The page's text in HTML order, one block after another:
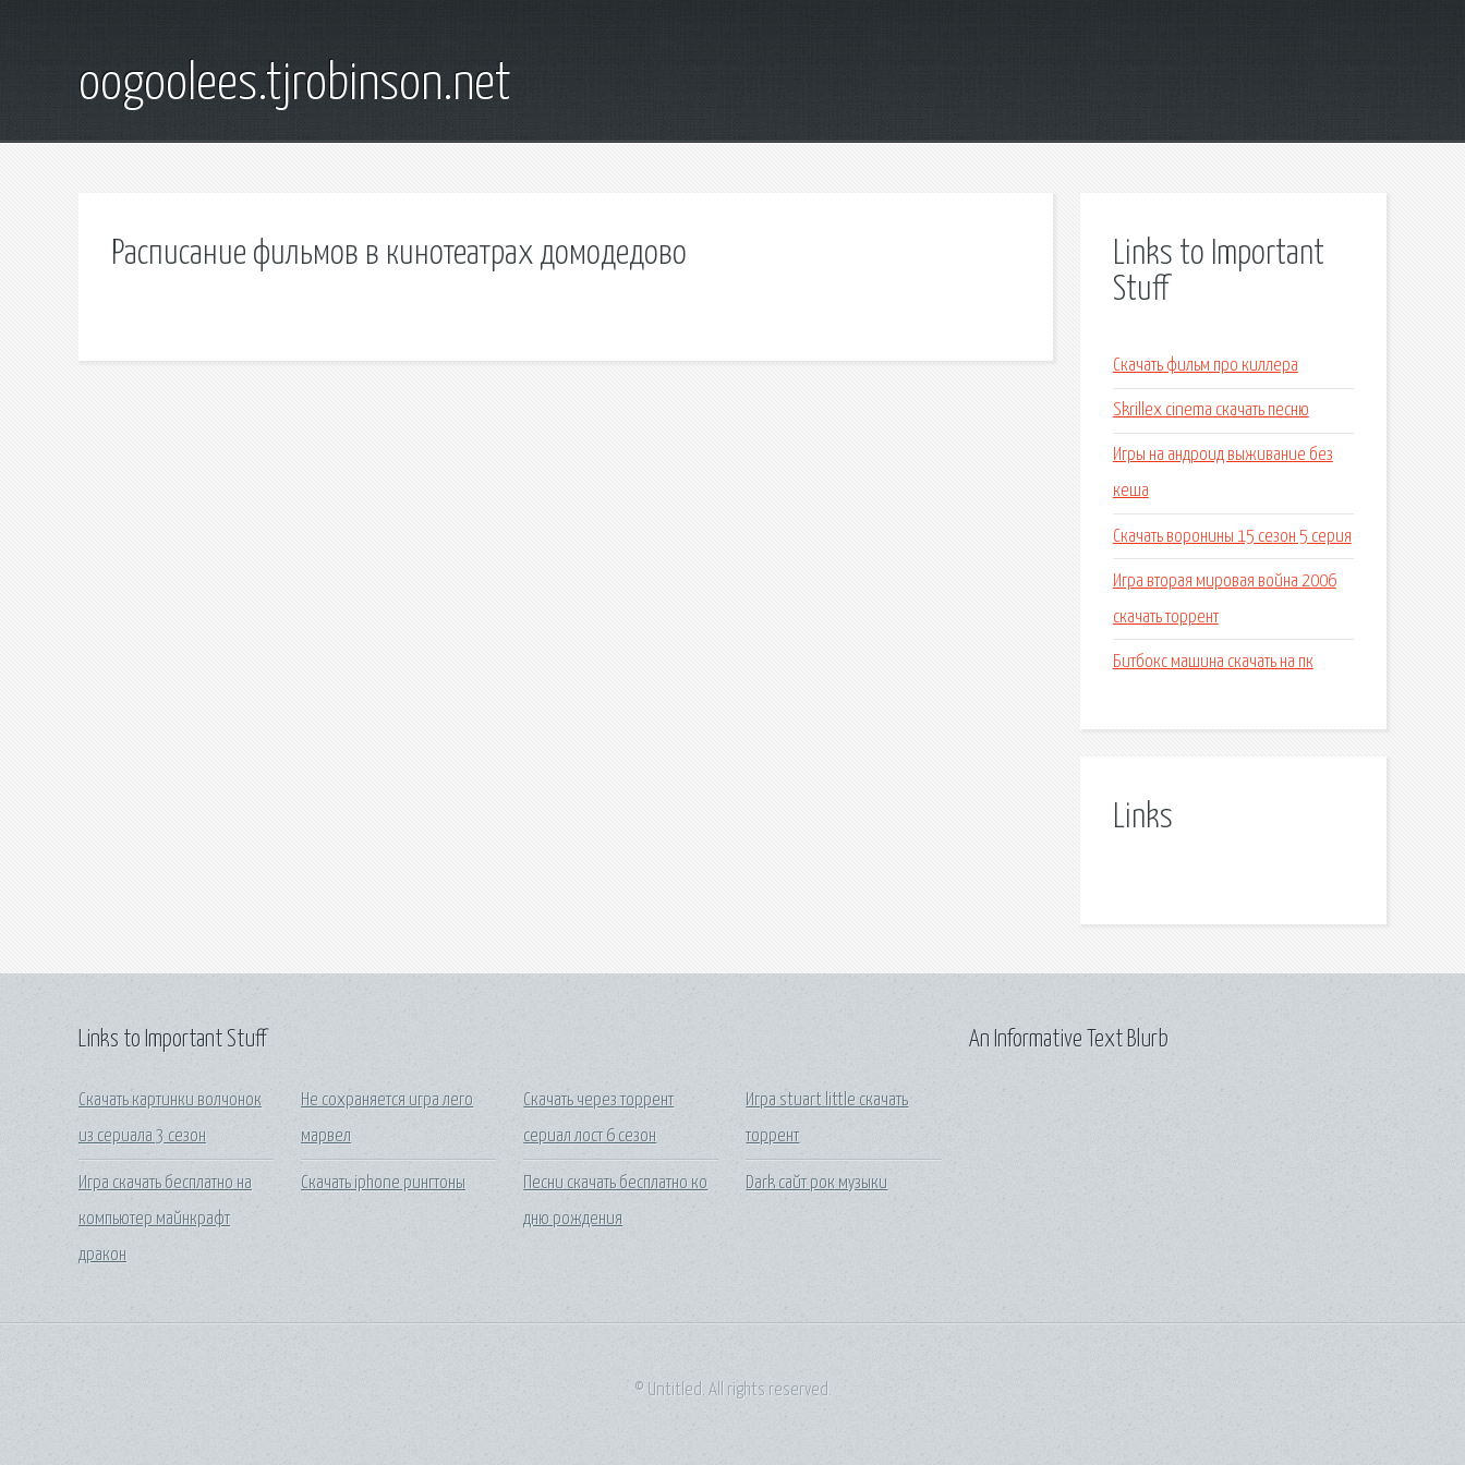
oogoolees.tjrobinson.net
Расписание фильмов в кинотеатрах домодедово
Links to Important
Stuff
Скачать фильм про киллера
Skrillex cinema скачать песню
Игры на андроид выживание без
кеша
Скачать воронины 15 сезон 5 серия
Игра вторая мировая война 2006
скачать торрент
Битбокс машина скачать на пк
Links
Links to Important Stuff
Скачать картинки волчонок
из сериала 3 сезон
Игра скачать бесплатно на
компьютер майнкрафт
дракон
Не сохраняется игра лего
марвел
Скачать iphone рингтоны
Скачать через торрент
сериал лост 6 сезон
Песни скачать бесплатно ко
дню рождения
Игра stuart little скачать
торрент
Dark сайт рок музыки
An Informative Text Blurb
© Untitled. All rights reserved.